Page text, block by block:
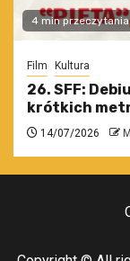
4 min przeczytania
Film Kultura
26. SFF:
krótkich
14/07/2026